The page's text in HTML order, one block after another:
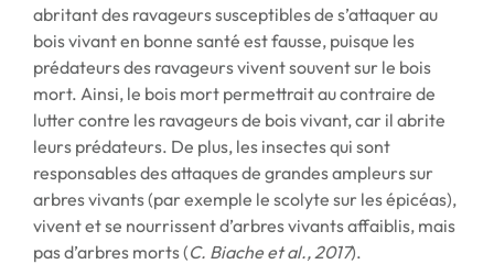
abritant des ravageurs susceptibles de s’attaquer au
bois vivant en bonne santé est fausse, puisque les
prédateurs des ravageurs vivent souvent sur le bois
mort. Ainsi, le bois mort permettrait au contraire de
lutter contre les ravageurs de bois vivant, car il abrite
leurs prédateurs. De plus, les insectes qui sont
responsables des attaques de grandes ampleurs sur
arbres vivants (par exemple le scolyte sur les épicéas),
vivent et se nourrissent d’arbres vivants affaiblis, mais
pas d’arbres morts (C. Biache et al., 2017).